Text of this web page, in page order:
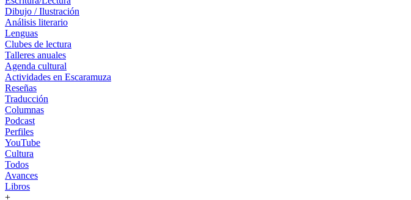
Dibujo / Ilustración
Análisis literario
Lenguas
Clubes de lectura
Talleres anuales
Agenda cultural
Actividades en Escaramuza
Reseñas
Traducción
Columnas
Podcast
Perfiles
YouTube
Cultura
Todos
Avances
Libros
+